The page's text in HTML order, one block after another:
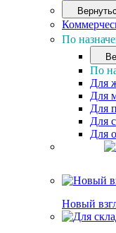
По
По
Для
Для
Для
Для
Для
Новый